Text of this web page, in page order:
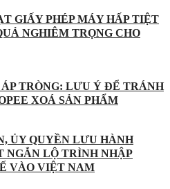
GIẤY PHÉP MÁY HẤP TIỆT
NGHIÊM TRỌNG CHO
TRÒNG: LƯU Ý ĐỂ TRÁNH
XOÁ SẢN PHẨM
ỦY QUYỀN LƯU HÀNH
NGẮN LỘ TRÌNH NHẬP
VÀO VIỆT NAM